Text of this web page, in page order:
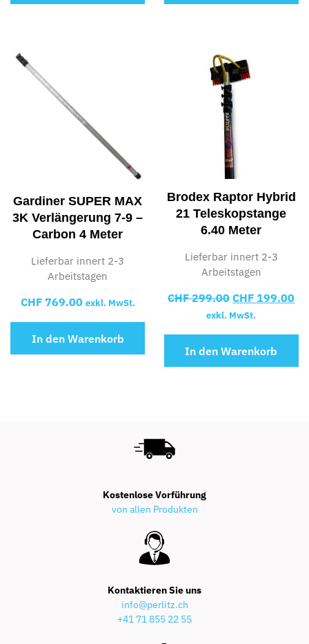
Gardiner SUPER MAX
3K Verlängerung 7-9 –
Carbon 4 Meter
Lieferbar innert 2-3
Arbeitstagen
CHF769.00 exkl. MwSt.
In den Warenkorb
Brodex Raptor Hybrid
21 Teleskopstange
6.40 Meter
Lieferbar innert 2-3
Arbeitstagen
CHF299.00 CHF 199.00
exkl. MwSt.
In den Warenkorb
Kostenlose Vorführung
von allen Produkten
Kontaktieren Sie uns
info@perlitz.ch
+41 71 855 22 55